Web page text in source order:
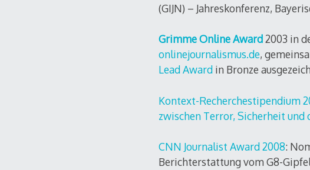
(GIJN) – Jahreskonferenz,
Grimme Online Award2003 in
onlinejournalismus.de,
Lead Awardin Bronze
Kontext-Recherchestipendium
zwischen Terror, Sicherheit
CNN Journalist Award 2008:
Berichterstattung vom G8-